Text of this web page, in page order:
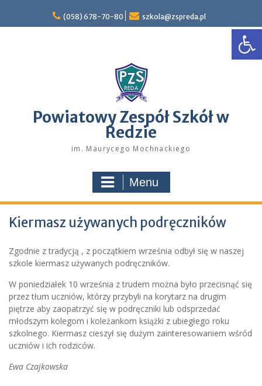
content
(058) 678-70-80 szkola@zspreda.pl
Powiatowy Zespół Szkół w
Redzie
im. Maurycego Mochnackiego
Menu
Kiermasz używanych podręczników
Zgodnie z tradycją , z początkiem września odbył się w naszej
szkole kiermasz używanych podręczników.
W poniedziałek 10 września z trudem można było przecisnąć się
przez tłum uczniów, którzy przybyli na korytarz na drugim
piętrze aby zaopatrzyć się w podręczniki lub odsprzedać
młodszym kolegom i koleżankom książki z ubiegłego roku
szkolnego. Kiermasz cieszył się dużym zainteresowaniem wśród
uczniów i ich rodziców.
Ewa Czajkowska